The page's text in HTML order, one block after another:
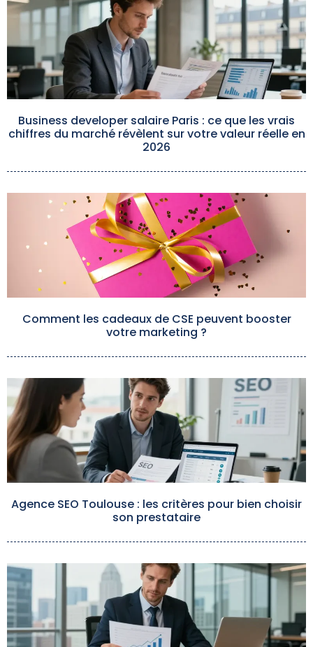
Business developer salaire Paris : ce que les vrais
chiffres du marché révèlent sur votre valeur réelle en
2026
Comment les cadeaux de CSE peuvent booster
votre marketing ?
Agence SEO Toulouse : les critères pour bien choisir
son prestataire